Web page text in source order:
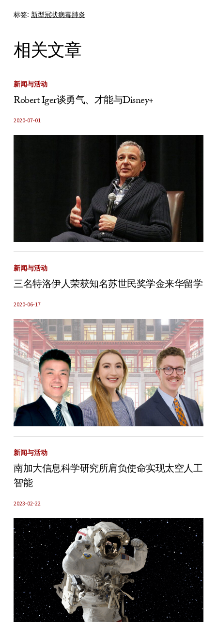
标签: 新型冠状病毒肺炎
相关文章
新闻与活动
Robert Iger谈勇气、才能与Disney+
2020-07-01
新闻与活动
三名特洛伊人荣获知名苏世民奖学金来华留学
2020-06-17
新闻与活动
南加大信息科学研究所肩负使命实现太空人工
智能
2023-02-22